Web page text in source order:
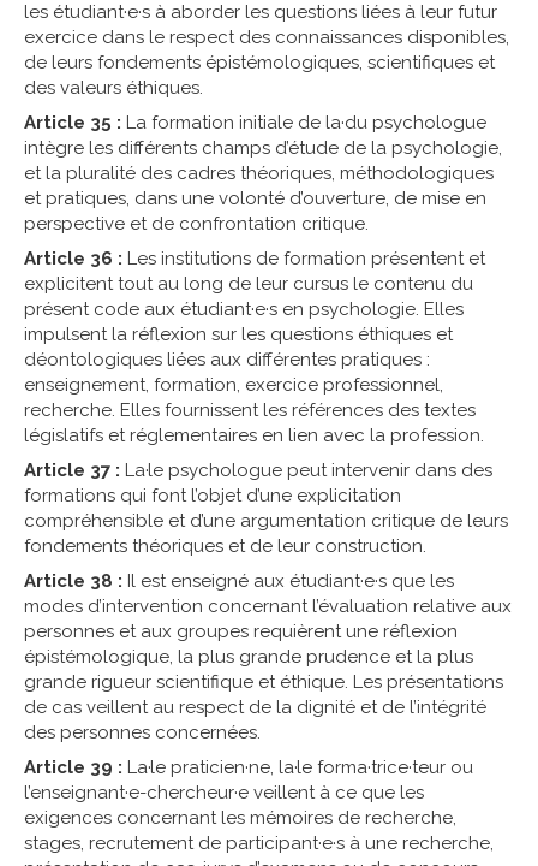
les étudiant·e·s à aborder les questions liées à leur futur
exercice dans le respect des connaissances disponibles,
de leurs fondements épistémologiques, scientifiques et
des valeurs éthiques.
Article 35 : La formation initiale de la·du psychologue
intègre les différents champs d’étude de la psychologie,
et la pluralité des cadres théoriques, méthodologiques
et pratiques, dans une volonté d’ouverture, de mise en
perspective et de confrontation critique.
Article 36 : Les institutions de formation présentent et
explicitent tout au long de leur cursus le contenu du
présent code aux étudiant·e·s en psychologie. Elles
impulsent la réflexion sur les questions éthiques et
déontologiques liées aux différentes pratiques :
enseignement, formation, exercice professionnel,
recherche. Elles fournissent les références des textes
législatifs et réglementaires en lien avec la profession.
Article 37 : La·le psychologue peut intervenir dans des
formations qui font l’objet d’une explicitation
compréhensible et d’une argumentation critique de leurs
fondements théoriques et de leur construction.
Article 38 : Il est enseigné aux étudiant·e·s que les
modes d’intervention concernant l’évaluation relative aux
personnes et aux groupes requièrent une réflexion
épistémologique, la plus grande prudence et la plus
grande rigueur scientifique et éthique. Les présentations
de cas veillent au respect de la dignité et de l’intégrité
des personnes concernées.
Article 39 : La·le praticien·ne, la·le forma·trice·teur ou
l’enseignant·e-chercheur·e veillent à ce que les
exigences concernant les mémoires de recherche,
stages, recrutement de participant·e·s à une recherche,